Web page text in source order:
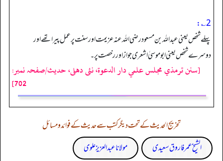
2؎:
پہلے شخص یعنی عبداللہ بن مسعود رضی اللہ عنہ عزیمت اور سنت پر عمل پیرا تھے اور
دوسرے شخص یعنی ابو موسیٰ اشعری جواز اور رخصت پر۔
[سنن ترمذي مجلس علمي دار الدعوة، نئى دهلى، حدیث/صفحہ نمبر:
702]
تخریج الحدیث کے تحت دیگر کتب سے حدیث کے فوائد و مسائل
الشیخ عمر فاروق سعیدی
مولانا عبد العزیز علوی